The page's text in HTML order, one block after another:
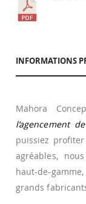
INFORMATIONS
Mahora
l’agencement
puissiez
agréables,
haut-de-
grands